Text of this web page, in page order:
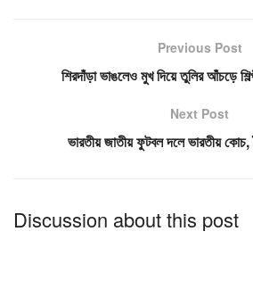
Previous Post
শিরদাঁড়া ভাঙলেও মুখ দিয়ে তুলির আঁচড়ে
Next Post
ভারতীয় জাতীয় ফুটবল দলে ভারতীয় কোচ,
Discussion about this post